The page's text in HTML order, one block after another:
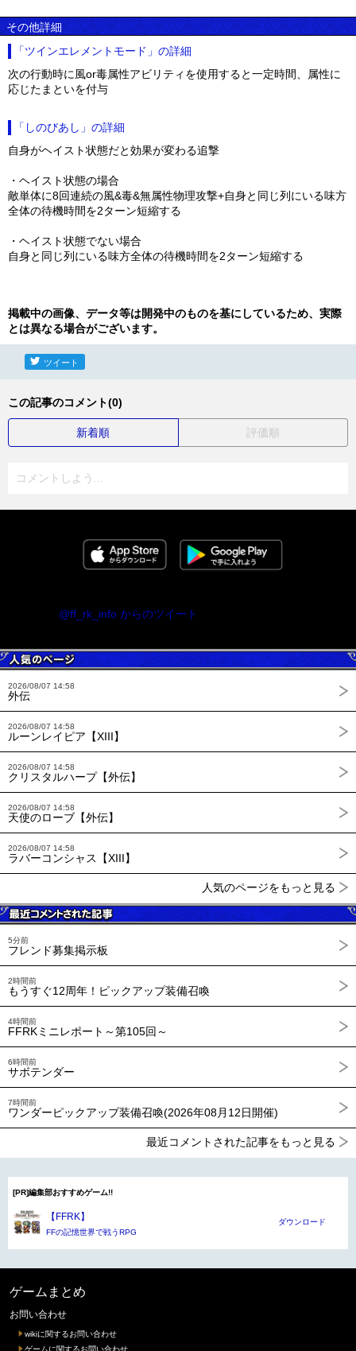
その他詳細
「ツインエレメントモード」の詳細
次の行動時に風or毒属性アビリティを使用すると一定時間、属性に
応じたまといを付与
「しのびあし」の詳細
自身がヘイスト状態だと効果が変わる追撃
・ヘイスト状態の場合
敵単体に8回連続の風&毒&無属性物理攻撃+自身と同じ列にいる味方
全体の待機時間を2ターン短縮する
・ヘイスト状態でない場合
自身と同じ列にいる味方全体の待機時間を2ターン短縮する
掲載中の画像、データ等は開発中のものを基にしているため、実際
とは異なる場合がございます。
ツイート
この記事のコメント(0)
新着順 評価順
コメントしよう...
@ff_rk_info からのツイート
2026/08/07 14:58
外伝
2026/08/07 14:58
ルーンレイピア【XIII】
2026/08/07 14:58
クリスタルハープ【外伝】
2026/08/07 14:58
天使のローブ【外伝】
2026/08/07 14:58
ラバーコンシャス【XIII】
人気のページをもっと見る
5分前
フレンド募集掲示板
2時間前
もうすぐ12周年！ピックアップ装備召喚
4時間前
FFRKミニレポート～第105回～
6時間前
サボテンダー
7時間前
ワンダーピックアップ装備召喚(2026年08月12日開催)
最近コメントされた記事をもっと見る
[PR]編集部おすすめゲーム!!
【FFRK】
FFの記憶世界で戦うRPG
ダウンロード
ゲームまとめ
お問い合わせ
wikiに関するお問い合わせ
ゲームに関するお問い合わせ